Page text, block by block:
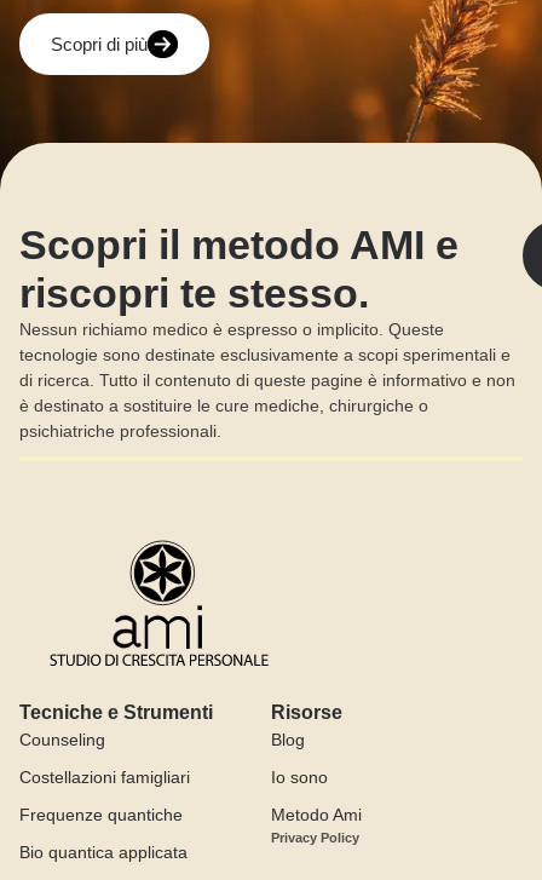
Scopri di più
Scopri il metodo AMI e
riscopri te stesso.
Nessun richiamo medico è espresso o implicito. Queste
tecnologie sono destinate esclusivamente a scopi sperimentali e
di ricerca. Tutto il contenuto di queste pagine è informativo e non
è destinato a sostituire le cure mediche, chirurgiche o
psichiatriche professionali.
Tecniche e Strumenti
Counseling
Costellazioni famigliari
Frequenze quantiche
Bio quantica applicata
Risorse
Blog
Io sono
Metodo Ami
Privacy Policy